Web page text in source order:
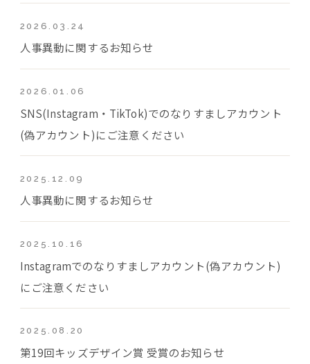
2026.03.24
人事異動に関するお知らせ
2026.01.06
SNS(Instagram・TikTok)でのなりすましアカウント
(偽アカウント)にご注意ください
2025.12.09
人事異動に関するお知らせ
2025.10.16
Instagramでのなりすましアカウント(偽アカウント)
にご注意ください
2025.08.20
第19回キッズデザイン賞 受賞のお知らせ